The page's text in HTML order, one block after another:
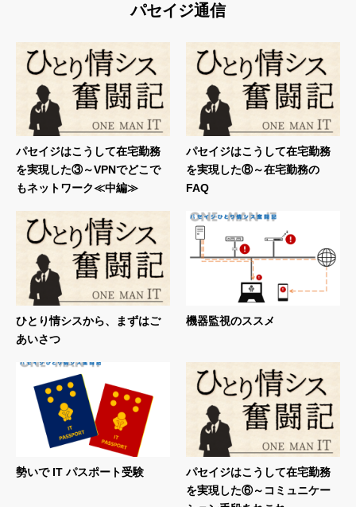
パセイジ通信
パセイジはこうして在宅勤務
を実現した③～VPNでどこで
もネットワーク≪中編≫
パセイジはこうして在宅勤務
を実現した⑧～在宅勤務の
FAQ
ひとり情シスから、まずはご
あいさつ
機器監視のススメ
勢いで IT パスポート受験
パセイジはこうして在宅勤務
を実現した⑥～コミュニケー